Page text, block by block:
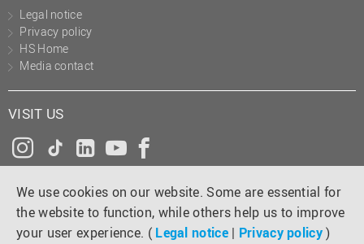
We use cookies on our website. Some are essential for
the website to function, while others help us to improve
your user experience. ( Legal notice | Privacy policy)
Legal notice
Privacy policy
HS Home
Media contact
VISIT US
Instagram
Tiktok
LinkedInYouTube